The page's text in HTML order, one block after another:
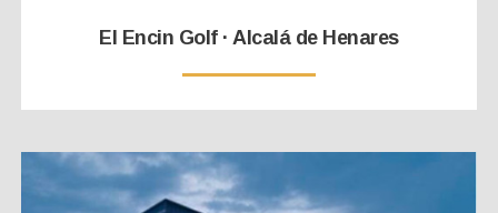
El Encin Golf · Alcalá de Henares